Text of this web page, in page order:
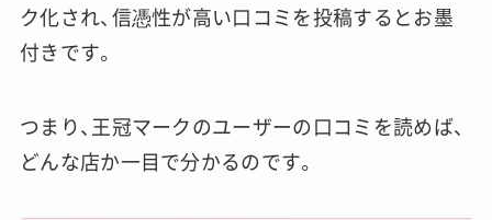
ク化され、信憑性が高い口コミを投稿するとお墨
付きです。
つまり、王冠マークのユーザーの口コミを読めば、
どんな店か一目で分かるのです。